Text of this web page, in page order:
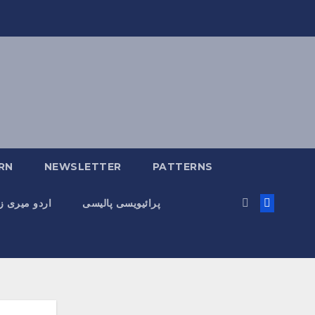
NEWSLETTER PATTERNS
اردو پرائیویسی پالیسی